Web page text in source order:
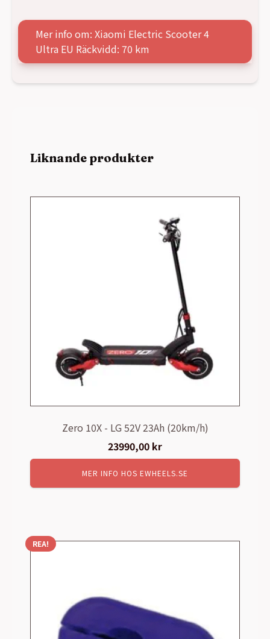
Mer info om: Xiaomi Electric Scooter 4
Ultra EU Räckvidd: 70 km
Liknande produkter
Zero 10X - LG 52V 23Ah (20km/h)
23990,00 kr
MER INFO HOS EWHEELS.SE
REA!